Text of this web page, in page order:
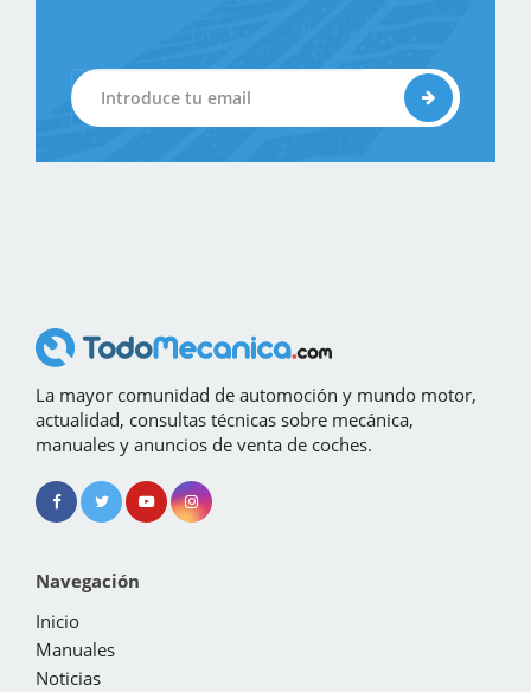
La mayor comunidad de automoción y mundo motor,
actualidad, consultas técnicas sobre mecánica,
manuales y anuncios de venta de coches.
Navegación
Inicio
Manuales
Noticias